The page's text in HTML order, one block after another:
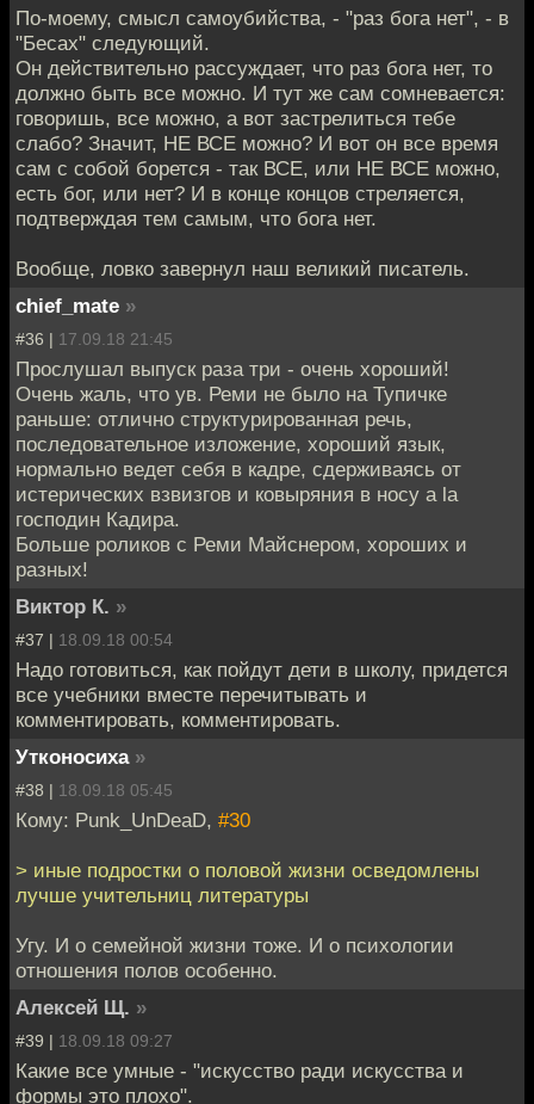
По-моему, смысл самоубийства, - "раз бога нет", - в
"Бесах" следующий.
Он действительно рассуждает, что раз бога нет, то
должно быть все можно. И тут же сам сомневается:
говоришь, все можно, а вот застрелиться тебе
слабо? Значит, НЕ ВСЕ можно? И вот он все время
сам с собой борется - так ВСЕ, или НЕ ВСЕ можно,
есть бог, или нет? И в конце концов стреляется,
подтверждая тем самым, что бога нет.
Вообще, ловко завернул наш великий писатель.
chief_mate »
#36 | 17.09.18 21:45
Прослушал выпуск раза три - очень хороший!
Очень жаль, что ув. Реми не было на Тупичке
раньше: отлично структурированная речь,
последовательное изложение, хороший язык,
нормально ведет себя в кадре, сдерживаясь от
истерических взвизгов и ковыряния в носу a la
господин Кадира.
Больше роликов с Реми Майснером, хороших и
разных!
Виктор К. »
#37 | 18.09.18 00:54
Надо готовиться, как пойдут дети в школу, придется
все учебники вместе перечитывать и
комментировать, комментировать.
Утконосиха »
#38 | 18.09.18 05:45
Кому: Punk_UnDeaD, #30
> иные подростки о половой жизни осведомлены
лучше учительниц литературы
Угу. И о семейной жизни тоже. И о психологии
отношения полов особенно.
Алексей Щ. »
#39 | 18.09.18 09:27
Какие все умные - "искусство ради искусства и
формы это плохо".